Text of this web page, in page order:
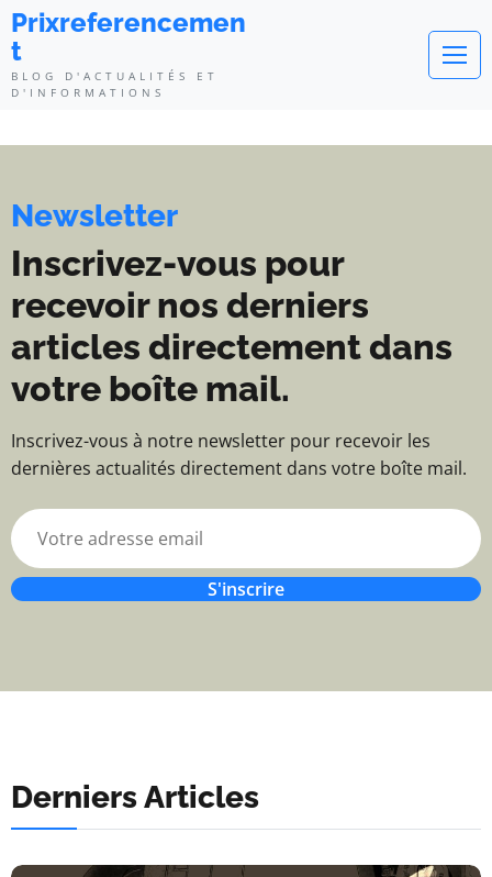
Prixreferencement - Blog
Prixreferencemen
t
BLOG D'ACTUALITÉS ET
D'INFORMATIONS
Newsletter
Inscrivez-vous pour
recevoir nos derniers
articles directement dans
votre boîte mail.
Inscrivez-vous à notre newsletter pour recevoir les
dernières actualités directement dans votre boîte mail.
S'inscrire
Derniers Articles